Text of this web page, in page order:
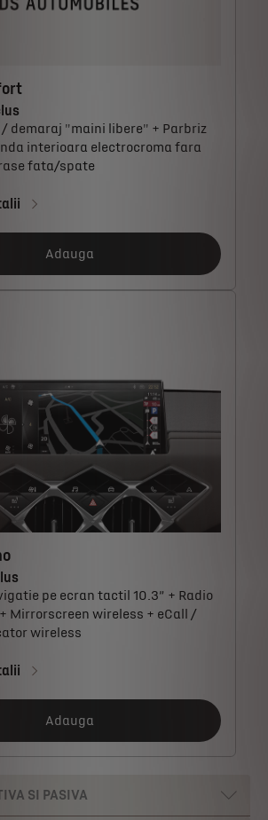
/ demaraj "maini libere" + Parbriz
interioara electrocroma fara
fata/spate
Adauga
pe ecran tactil 10.3” + Radio
+ Mirrorscreen wireless + eCall /
wireless
Adauga
SI PASIVA